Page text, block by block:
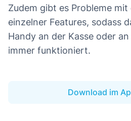
Zudem gibt es Probleme
einzelner Features, sodass
Handy an der Kasse oder
immer funktioniert.
Download im